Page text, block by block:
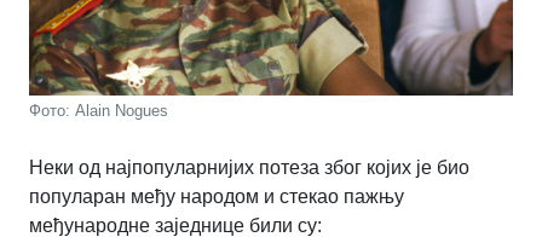
Фото: Alain Nogues
Неки од најпопуларнијих потеза због којих је био
популаран међу народом и стекао пажњу
међународне заједнице били су: